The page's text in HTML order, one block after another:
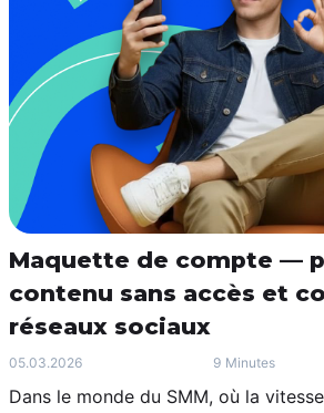
Maquette de compte —
contenu sans accès et
réseaux sociaux
05.03.2026 9 Minutes
Dans le monde du SMM, où la